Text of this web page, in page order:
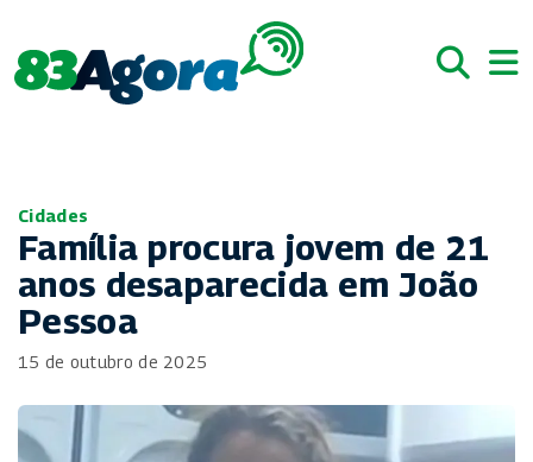
Cidades
Família procura jovem de 21
anos desaparecida em João
Pessoa
15 de outubro de 2025